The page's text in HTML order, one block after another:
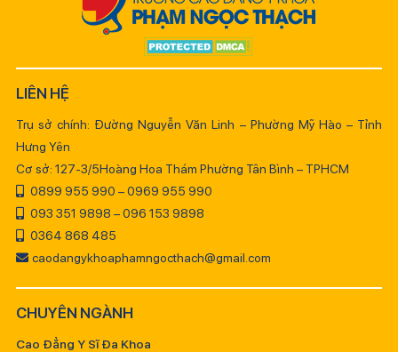
LIÊN HỆ
Trụ sở chính: Đường Nguyễn Văn Linh – Phường Mỹ Hào – Tỉnh
Hưng Yên
Cơ sở: 127-3/5Hoàng Hoa Thám Phường Tân Bình – TPHCM
0899 955 990 – 0969 955 990
093 351 9898 – 096 153 9898
0364 868 485
caodangykhoaphamngocthach@gmail.com
CHUYÊN NGÀNH
Cao Đẳng Y Sĩ Đa Khoa